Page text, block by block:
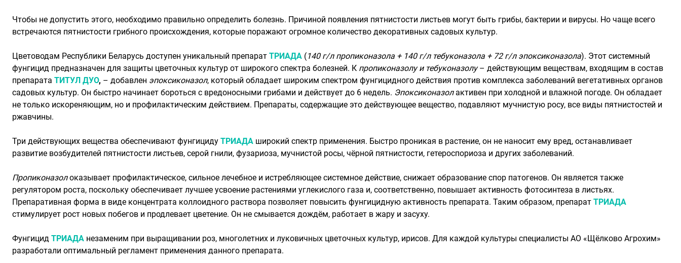
Чтобы не допустить этого, необходимо правильно определить болезнь. Причиной появления пятнистости листьев могут быть грибы, бактерии и вирусы. Но чаще всего
встречаются пятнистости грибного происхождения, которые поражают огромное количество декоративных садовых культур.
Цветоводам Республики Беларусь доступен уникальный препарат ТРИАДА (140 г/л пропиконазола + 140 г/л тебуконазола + 72 г/л эпоксиконазола). Этот системный
фунгицид предназначен для защиты цветочных культур от широкого спектра болезней. К пропиконазолу и тебуконазолу– действующим веществам, входящим в состав
препарата ТИТУЛ ДУО, – добавлен эпоксиконазол, который обладает широким спектром фунгицидного действия против комплекса заболеваний вегетативных органов
садовых культур. Он быстро начинает бороться с вредоносными грибами и действует до 6 недель. Эпоксиконазолактивен при холодной и влажной погоде. Он обладает
не только искореняющим, но и профилактическим действием. Препараты, содержащие это действующее вещество, подавляют мучнистую росу, все виды пятнистостей и
ржавчины.
Три действующих вещества обеспечивают фунгициду ТРИАДА широкий спектр применения. Быстро проникая в растение, он не наносит ему вред, останавливает
развитие возбудителей пятнистости листьев, серой гнили, фузариоза, мучнистой росы, чёрной пятнистости, гетероспориоза и других заболеваний.
Пропиконазолоказывает профилактическое, сильное лечебное и истребляющее системное действие, снижает образование спор патогенов. Он является также
регулятором роста, поскольку обеспечивает лучшее усвоение растениями углекислого газа и, соответственно, повышает активность фотосинтеза в листьях.
Препаративная форма в виде концентрата коллоидного раствора позволяет повысить фунгицидную активность препарата. Таким образом, препарат ТРИАДА
стимулирует рост новых побегов и продлевает цветение. Он не смывается дождём, работает в жару и засуху.
Фунгицид ТРИАДА незаменим при выращивании роз, многолетних и луковичных цветочных культур, ирисов. Для каждой культуры специалисты АО «Щёлково Агрохим»
разработали оптимальный регламент применения данного препарата.